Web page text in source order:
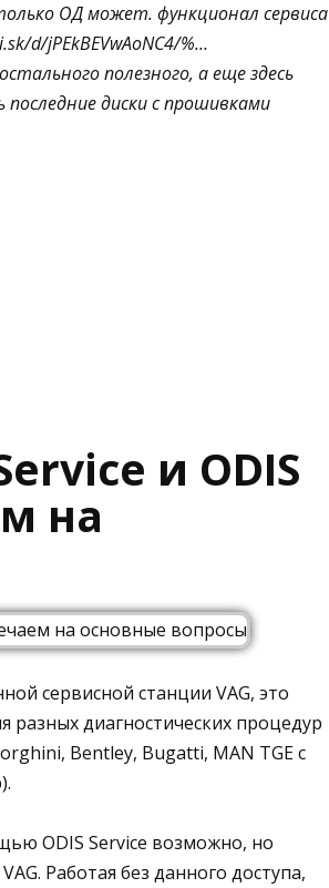
ОД может. функционал сервиса
d/jPEkBEVwAoNC4/%…
полезного, а еще здесь
диски с прошивками
и ODIS
на
сервисной станции VAG, это
диагностических процедур
Bentley, Bugatti, MAN TGE с
ODIS Service возможно, но
Работая без данного доступа,